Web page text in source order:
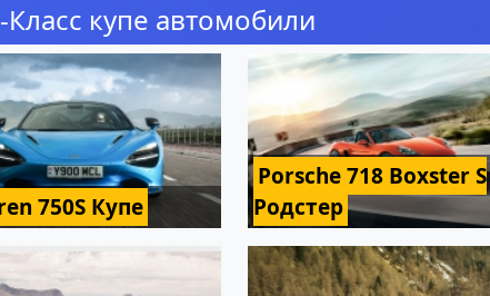
купе автомобили
750S Купе
Porsche 718 Boxster S
Родстер